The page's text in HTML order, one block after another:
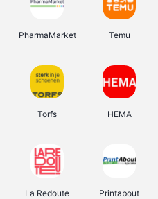
PharmaMarket Temu
Torfs HEMA
La Redoute Printabout